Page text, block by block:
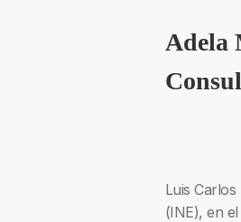
Adela
Luis
(INE), en